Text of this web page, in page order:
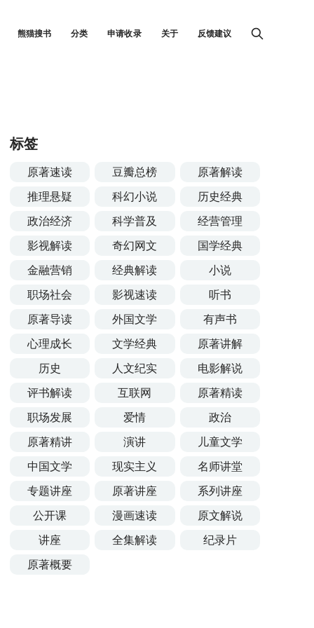
熊猫搜书 分类 申请收录 关于 反馈建议
标签
原著速读 豆瓣总榜
原著解读
推理悬疑
科幻小说
历史经典
政治经济
科学普及
经营管理
影视解读
奇幻网文
国学经典
金融营销
经典解读
小说
职场社会
影视速读
听书
原著导读
外国文学
有声书
心理成长
文学经典
原著讲解
历史
人文纪实
电影解说
评书解读
互联网
原著精读
职场发展
爱情
政治
原著精讲
演讲
儿童文学
中国文学
现实主义
名师讲堂
专题讲座
原著讲座
系列讲座
公开课
漫画速读
原文解说
讲座
全集解读
纪录片
原著概要